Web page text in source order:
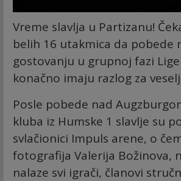
Vreme slavlja u Partizanu!
belih 16 utakmica da pobede
gostovanju u grupnoj fazi
konačno imaju razlog za
Posle pobede nad
kluba iz Humske 1 slavlje su
svlačionici Impuls arene, o
fotografija Valerija Božinova,
nalaze svi igrači, članovi